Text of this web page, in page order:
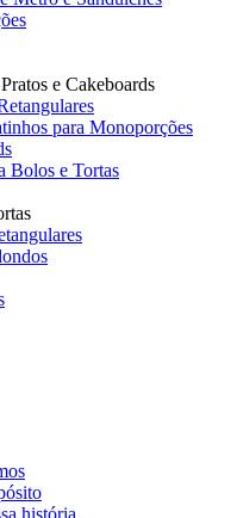
e Cakeboards
para Monoporções
Bolos e Tortas
história